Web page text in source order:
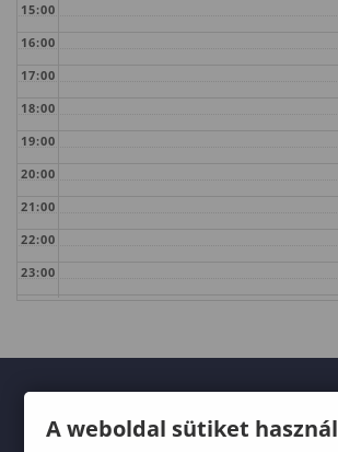
15:00
16:00
17:00
18:00
19:00
20:00
21:00
22:00
23:00
A weboldal sütiket használ